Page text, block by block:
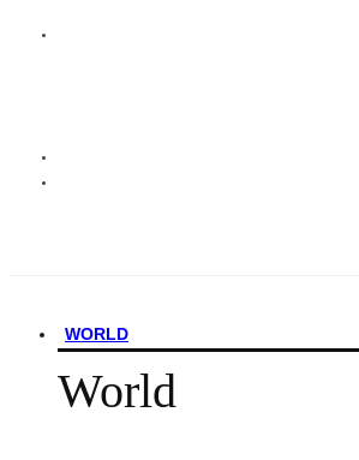
WORLD
World